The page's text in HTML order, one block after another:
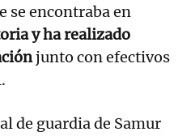
se encontraba en
y ha realizado
junto con efectivos
de guardia de Samur